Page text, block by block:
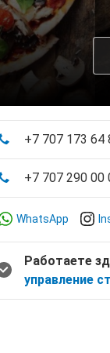
+7 707 173 64
+7 707 290 00
WhatsApp
Работаете
управление